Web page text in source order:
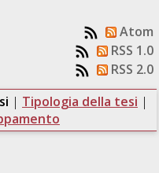
Atom
RSS 1.0
RSS 2.0
| Tipologia della tesi |